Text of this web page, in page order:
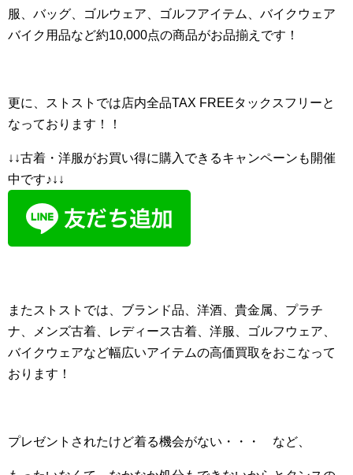
服、バッグ、ゴルウェア、ゴルフアイテム、バイクウェア
バイク用品など約10,000点の商品がお品揃えです！
更に、ストストでは店内全品TAX FREEタックスフリーと
なっております！！
↓↓古着・洋服がお買い得に購入できるキャンペーンも開催
中です♪↓↓
またストストでは、ブランド品、洋酒、貴金属、プラチ
ナ、メンズ古着、レディース古着、洋服、ゴルフウェア、
バイクウェアなど幅広いアイテムの高価買取をおこなって
おります！
プレゼントされたけど着る機会がない・・・ など、